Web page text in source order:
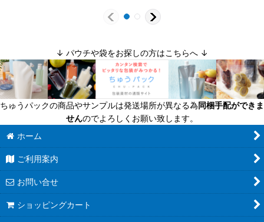
↓ パウチや袋をお探しの方はこちらへ ↓
ちゅうパックの商品やサンプルは発送場所が異なる為同梱手配ができま
せんのでよろしくお願い致します。
ホーム
ご利用案内
お問い合せ
ショッピングカート